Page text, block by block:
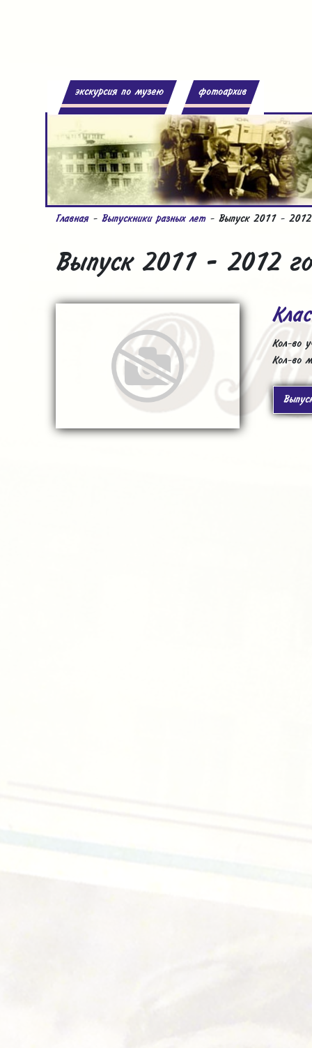
экскурсия по музею фотоархив
Главная- Выпускники разных лет- Выпуск 2011 - 2012
Выпуск 2011 - 2012
Кол-во
Кол-во